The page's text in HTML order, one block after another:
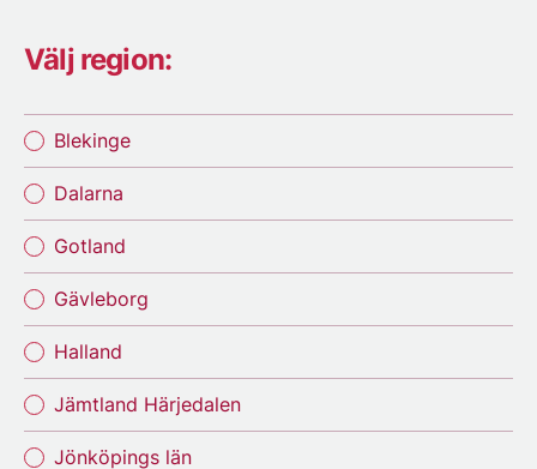
Välj region:
Blekinge
Dalarna
Gotland
Gävleborg
Halland
Jämtland Härjedalen
Jönköpings län